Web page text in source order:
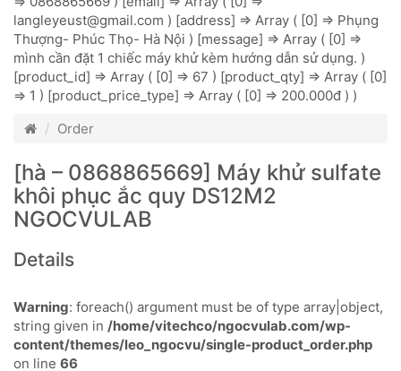
langleyeust@gmail.com ) [address] => Array ( [0] => Phụng
Thượng- Phúc Thọ- Hà Nội ) [message] => Array ( [0] =>
mình cần đặt 1 chiếc máy khử kèm hướng dẫn sử dụng. )
[product_id] => Array ( [0] => 67 ) [product_qty] => Array ( [0]
=> 1 ) [product_price_type] => Array ( [0] => 200.000đ ) )
Order
[hà – 0868865669] Máy khử sulfate
khôi phục ắc quy DS12M2
NGOCVULAB
Details
Warning: foreach() argument must be of type array|object,
string given in /home/vitechco/ngocvulab.com/wp-
content/themes/leo_ngocvu/single-product_order.php
on line 66